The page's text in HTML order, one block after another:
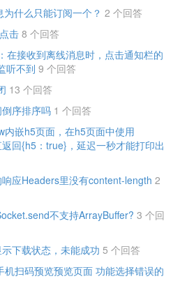
为什么只能订阅一个？ 2 个回答
击 8 个回答
在接收到离线消息时，点击通知栏的
听不到 9 个回答
13 个回答
序排序吗 1 个回答
内嵌h5页面，在h5页面中使用
回{h5：true}，延迟一秒才能打印出
响应Headers里没有content-length 2
不支持ArrayBuffer? 3 个回
下载状态，未能成功 5 个回答
机扫码预览预览页面 功能选择错误的